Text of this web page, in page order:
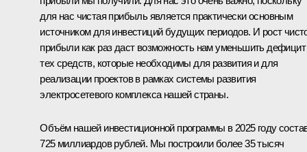
для нас чистая прибыль является практически основным
источником для инвестиций будущих периодов. И рост
прибыли как раз даст возможность нам уменьшить дефицит
тех средств, которые необходимы для развития и для
реализации проектов в рамках системы развития
электросетевого комплекса нашей страны.
Объём нашей инвестиционной программы в 2025 году
725 миллиардов рублей. Мы построили более 35 тысяч